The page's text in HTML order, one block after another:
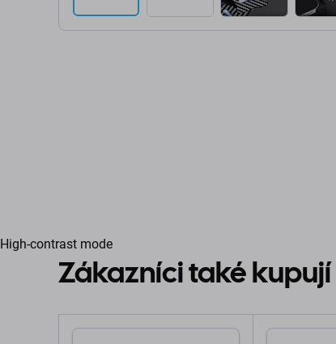
High-contrast mode
Zákazníci také kupují